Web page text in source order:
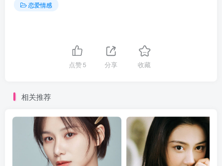
恋爱情感
点赞5 分享 收藏
相关推荐